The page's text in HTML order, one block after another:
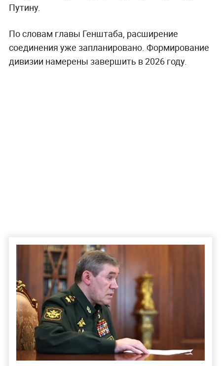
Путину.
По словам главы Генштаба, расширение
соединения уже запланировано. Формирование
дивизии намерены завершить в 2026 году.